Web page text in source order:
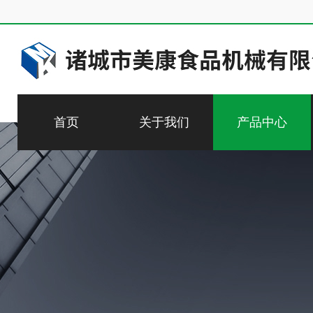
首页 关于我们 产品中心